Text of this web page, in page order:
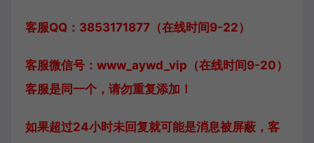
客服QQ：3853171877（在线时间9-22）
客服微信号：www_aywd_vip（在线时间9-20）
客服是同一个，请勿重复添加！
如果超过24小时未回复就可能是消息被屏蔽，客